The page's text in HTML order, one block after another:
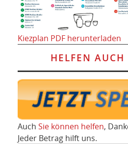
Kiezplan PDF herunterladen
HELFEN AUCH
Auch Sie können helfen,
Jeder Betrag hilft uns.